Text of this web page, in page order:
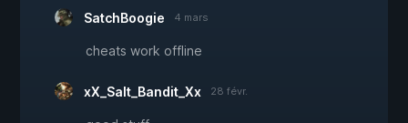
SatchBoogie 4 mars
cheats work offline
xX_Salt_Bandit_Xx 28 févr.